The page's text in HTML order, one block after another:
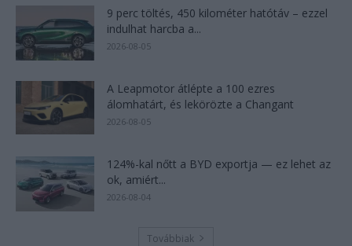
9 perc töltés, 450 kilométer hatótáv – ezzel
indulhat harcba a...
2026-08-05
A Leapmotor átlépte a 100 ezres
álomhatárt, és lekörözte a Changant
2026-08-05
124%-kal nőtt a BYD exportja — ez lehet az
ok, amiért...
2026-08-04
Továbbiak